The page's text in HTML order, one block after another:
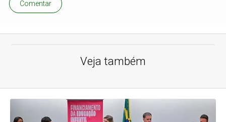
Comentar
Veja também